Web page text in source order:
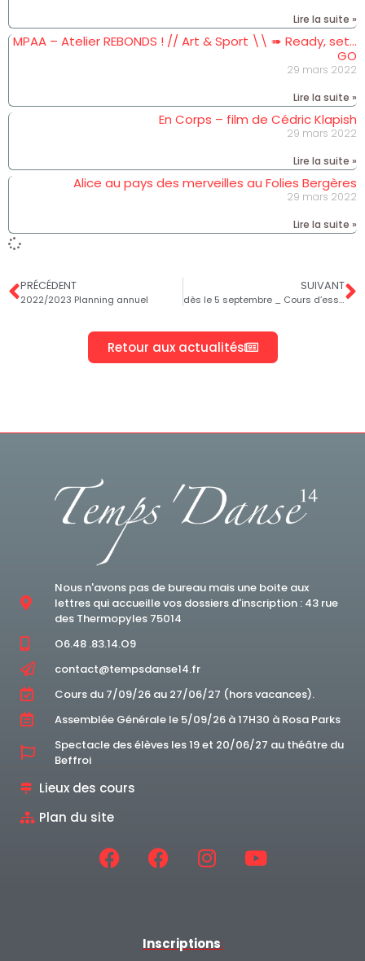
Lire la suite »
MPAA – Atelier REBONDS ! // Art & Sport \\ ➠ Ready, set…
GO
29 mars 2022
Lire la suite »
En Corps – film de Cédric Klapish
29 mars 2022
Lire la suite »
Alice au pays des merveilles au Folies Bergères
29 mars 2022
Lire la suite »
PRÉCÉDENT
2022/2023 Planning annuel
SUIVANT
dès le 5 septembre _ Cours d’essai pour les nouveaux élèves
Retour aux actualités
Nous n'avons pas de bureau mais une boite aux
lettres qui accueille vos dossiers d'inscription : 43 rue
des Thermopyles 75014
O6.48 .83.14.O9
contact@tempsdanse14.fr
Cours du 7/09/26 au 27/06/27 (hors vacances).
Assemblée Générale le 5/09/26 à 17H30 à Rosa Parks
Spectacle des élèves les 19 et 20/06/27 au théâtre du
Beffroi
Lieux des cours
Plan du site
Inscriptions: